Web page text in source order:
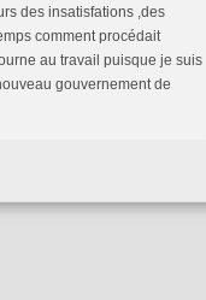
des insatisfations ,des
comment procédait
au travail puisque je suis
gouvernement de